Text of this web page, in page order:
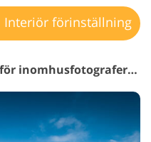
Interiör förinställning
Lightroom-förinställningar för inomhusfotografering #12 "HDR"